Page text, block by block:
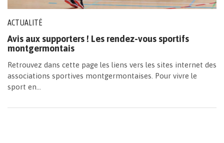
ACTUALITÉ
Avis aux supporters ! Les rendez-vous sportifs
montgermontais
Retrouvez dans cette page les liens vers les sites internet des
associations sportives montgermontaises. Pour vivre le
sport en...